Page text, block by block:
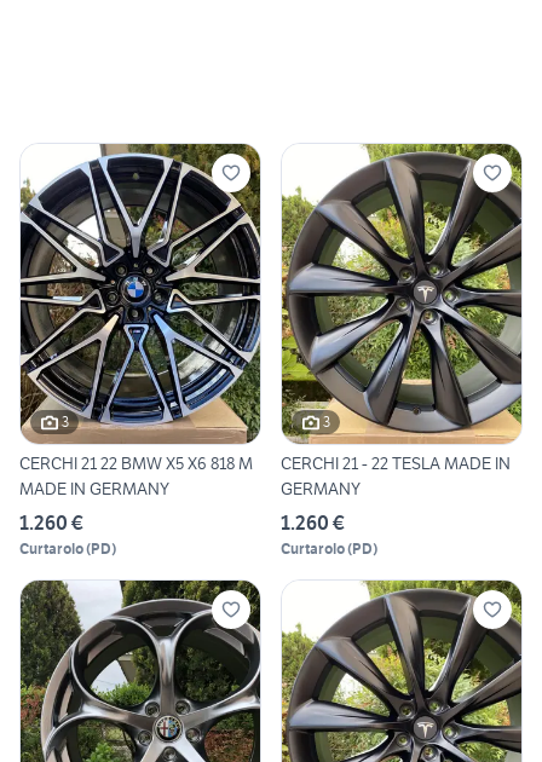
3
CERCHI 21 22 BMW X5 X6 818 M
MADE IN GERMANY
1.260 €
Curtarolo(PD)
3
CERCHI 21 - 22 TESLA MADE IN
GERMANY
1.260 €
Curtarolo(PD)